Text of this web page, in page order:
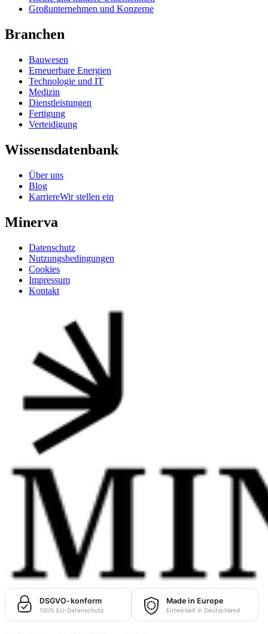
Großunternehmen und Konzerne
Branchen
Bauwesen
Erneuerbare Energien
Technologie und IT
Medizin
Dienstleistungen
Fertigung
Verteidigung
Wissensdatenbank
Über uns
Blog
KarriereWir stellen ein
Minerva
Datenschutz
Nutzungsbedingungen
Cookies
Impressum
Kontakt